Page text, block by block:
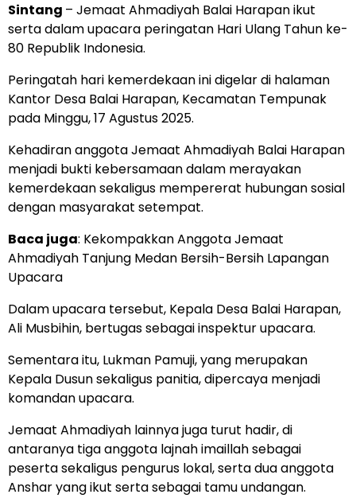
Sintang – Jemaat Ahmadiyah Balai Harapan ikut
serta dalam upacara peringatan Hari Ulang Tahun ke-
80 Republik Indonesia.
Peringatah hari kemerdekaan ini digelar di halaman
Kantor Desa Balai Harapan, Kecamatan Tempunak
pada Minggu, 17 Agustus 2025.
Kehadiran anggota Jemaat Ahmadiyah Balai Harapan
menjadi bukti kebersamaan dalam merayakan
kemerdekaan sekaligus mempererat hubungan sosial
dengan masyarakat setempat.
Baca juga: Kekompakkan Anggota Jemaat
Ahmadiyah Tanjung Medan Bersih-Bersih Lapangan
Upacara
Dalam upacara tersebut, Kepala Desa Balai Harapan,
Ali Musbihin, bertugas sebagai inspektur upacara.
Sementara itu, Lukman Pamuji, yang merupakan
Kepala Dusun sekaligus panitia, dipercaya menjadi
komandan upacara.
Jemaat Ahmadiyah lainnya juga turut hadir, di
antaranya tiga anggota lajnah imaillah sebagai
peserta sekaligus pengurus lokal, serta dua anggota
Anshar yang ikut serta sebagai tamu undangan.